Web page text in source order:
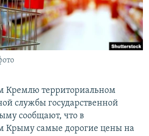
КРЫМА
Кремлю территориальном
службы государственной
сообщают, что в
Крыму самые дорогие цены на